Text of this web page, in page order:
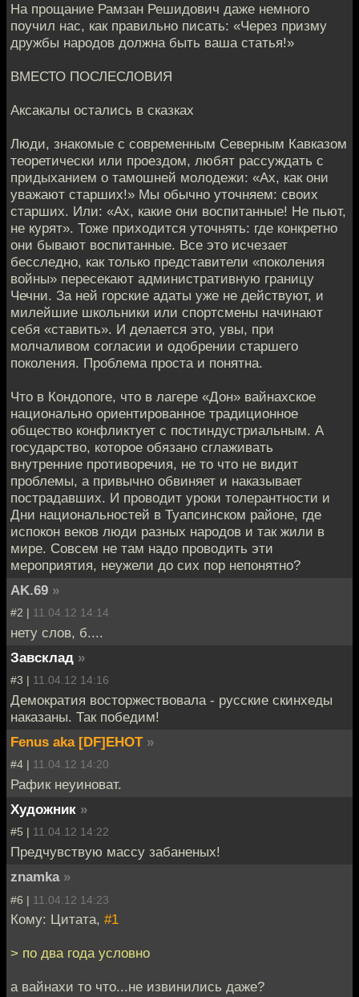
На прощание Рамзан Решидович даже немного
поучил нас, как правильно писать: «Через призму
дружбы народов должна быть ваша статья!»
ВМЕСТО ПОСЛЕСЛОВИЯ
Аксакалы остались в сказках
Люди, знакомые с современным Северным Кавказом
теоретически или проездом, любят рассуждать с
придыханием о тамошней молодежи: «Ах, как они
уважают старших!» Мы обычно уточняем: своих
старших. Или: «Ах, какие они воспитанные! Не пьют,
не курят». Тоже приходится уточнять: где конкретно
они бывают воспитанные. Все это исчезает
бесследно, как только представители «поколения
войны» пересекают административную границу
Чечни. За ней горские адаты уже не действуют, и
милейшие школьники или спортсмены начинают
себя «ставить». И делается это, увы, при
молчаливом согласии и одобрении старшего
поколения. Проблема проста и понятна.
Что в Кондопоге, что в лагере «Дон» вайнахское
национально ориентированное традиционное
общество конфликтует с постиндустриальным. А
государство, которое обязано сглаживать
внутренние противоречия, не то что не видит
проблемы, а привычно обвиняет и наказывает
пострадавших. И проводит уроки толерантности и
Дни национальностей в Туапсинском районе, где
испокон веков люди разных народов и так жили в
мире. Совсем не там надо проводить эти
мероприятия, неужели до сих пор непонятно?
AK.69 »
#2 | 11.04.12 14:14
нету слов, б....
Завсклад »
#3 | 11.04.12 14:16
Демократия восторжествовала - русские скинхеды
наказаны. Так победим!
Fenus aka [DF]EHOT »
#4 | 11.04.12 14:20
Рафик неуиноват.
Художник »
#5 | 11.04.12 14:22
Предчувcтвую массу забаненых!
znamka »
#6 | 11.04.12 14:23
Кому: Цитата, #1
> по два года условно
а вайнахи то что...не извинились даже?